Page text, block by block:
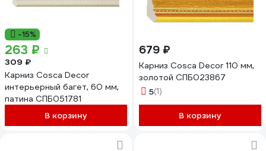
-15%
263 ₽
309 ₽
Карниз Cosca Decor
интерьерный багет, 60 мм,
патина СПБ051781
В корзину
679 ₽
Карниз Cosca Decor 110 мм,
золотой СПБ023867
5(1)
В корзину